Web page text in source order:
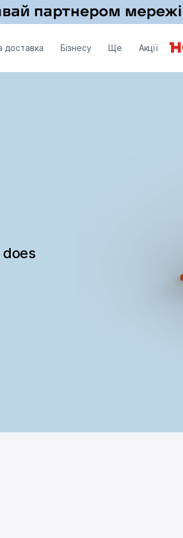
доставка Бізнесу Ще Акції